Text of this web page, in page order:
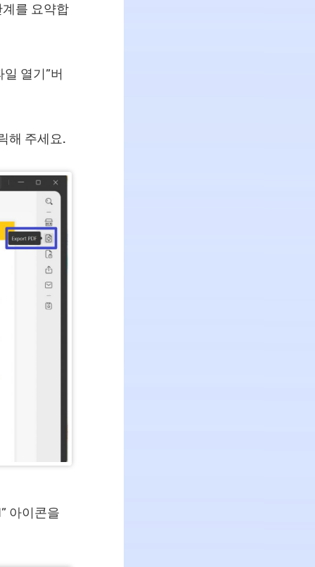
를 요약합
열기”버
해 주세요.
아이콘을